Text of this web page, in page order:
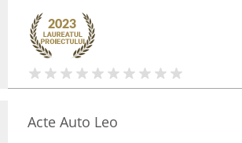
Acte Auto Leo